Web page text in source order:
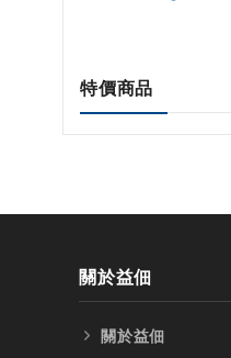
特價商品
關於益佃
關於益佃